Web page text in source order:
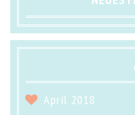
April 2018